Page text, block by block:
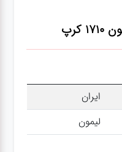
کرپ
ایران
لیمون